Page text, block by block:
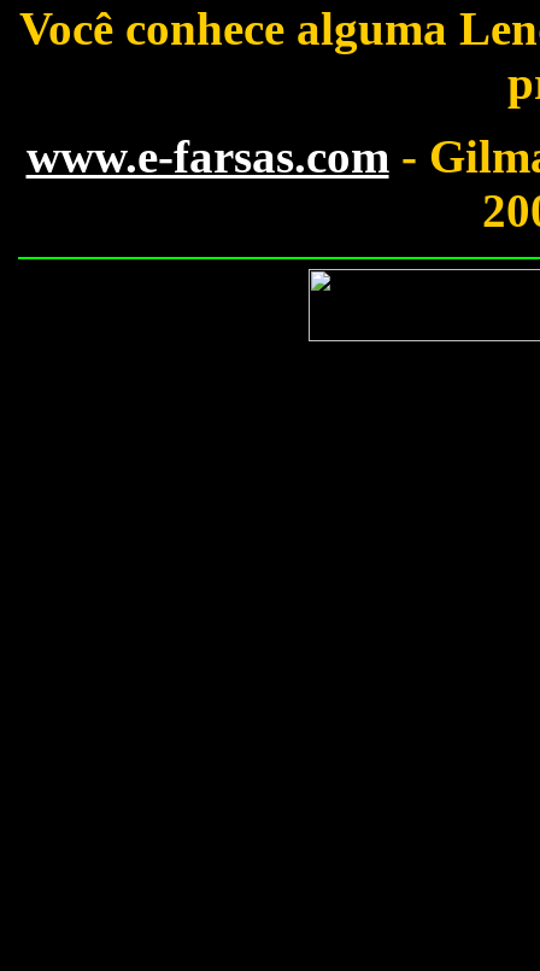
Você conhece alguma
www.e-farsas.com-